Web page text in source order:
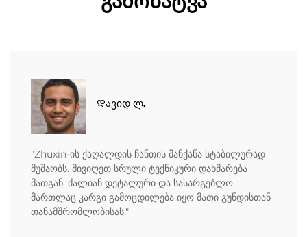
Დავიდ ლ.
"Zhuxin-ის ქაღალდის ჩანთის მანქანა სტაბილურად
მუშაობს. მივიღეთ სრული ტექნიკური დახმარება
მათგან, ძალიან დეტალური და სასარგებლო.
მართლაც კარგი გამოცდილება იყო მათი გუნდისთან
თანამშრომლობისას."